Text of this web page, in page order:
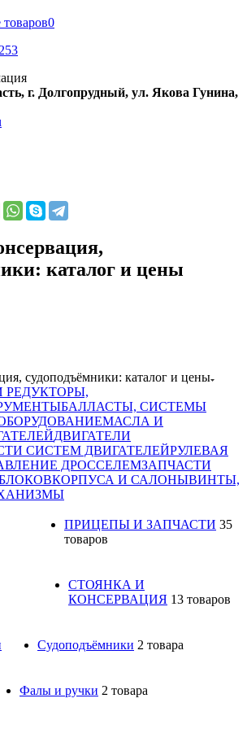
0
г. Долгопрудный, ул. Якова Гунина,
каталог и цены
судоподъёмники: каталог и цены
РЕДУКТОРЫ,
БАЛЛАСТЫ, СИСТЕМЫ
МАСЛА И
ДВИГАТЕЛИ
СИСТЕМ ДВИГАТЕЛЕЙРУЛЕВАЯ
ДРОССЕЛЕМЗАПЧАСТИ
КОРПУСА И САЛОНЫВИНТЫ,
ПРИЦЕПЫ И ЗАПЧАСТИ 35
товаров
СТОЯНКА И
КОНСЕРВАЦИЯ 13 товаров
Судоподъёмники 2 товара
Фалы и ручки 2 товара